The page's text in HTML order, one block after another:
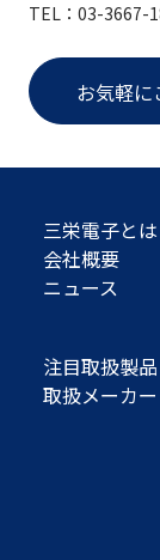
TEL：03-3667-
お気軽に
三栄電子とは
会社概要
ニュース
注目取扱製品
取扱メーカー